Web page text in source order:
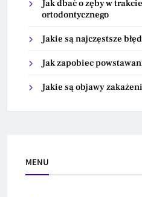
Jak dbać o zęby w
ortodontycznego
Jakie są najczęstsze
Jak zapobiec
Jakie są objawy
MENU